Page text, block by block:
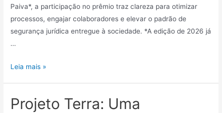
Paiva*, a participação no prêmio traz clareza para otimizar
processos, engajar colaboradores e elevar o padrão de
segurança jurídica entregue à sociedade. *A edição de 2026 já
…
Leia mais »
Projeto Terra: Uma